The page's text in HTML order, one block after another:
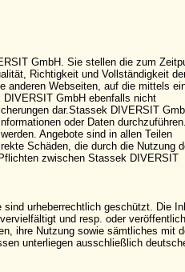
GmbH. Sie stellen die zum
Richtigkeit und Vollständigkeit
anderen Webseiten, auf die mittels
GmbH ebenfalls nicht
dar.Stassek DIVERSIT
oder Daten durchzuführen.
Angebote sind in allen Teilen
Schäden, die durch die Nutzung
zwischen Stassek DIVERSIT
urheberrechtlich geschützt. Die
und resp. oder
ihre Nutzung sowie sämtliches mit
unterliegen ausschließlich